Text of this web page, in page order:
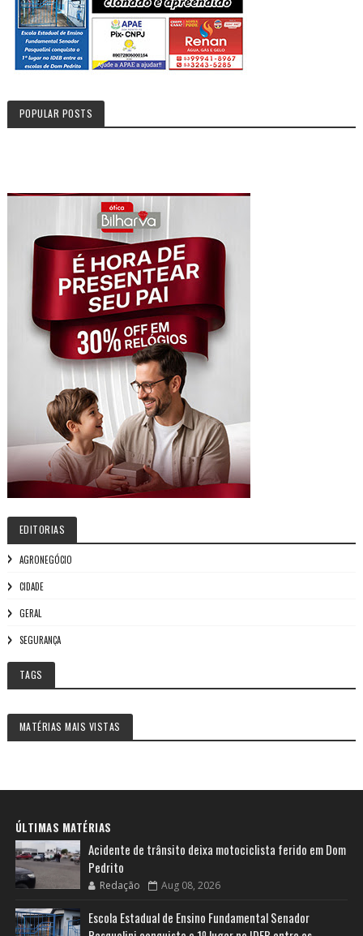
POPULAR POSTS
EDITORIAS
AGRONEGÓCIO
CIDADE
GERAL
SEGURANÇA
TAGS
MATÉRIAS MAIS VISTAS
ÚLTIMAS MATÉRIAS
Acidente de trânsito deixa motociclista ferido em Dom
Pedrito
Redação Aug 08, 2026
Escola Estadual de Ensino Fundamental Senador